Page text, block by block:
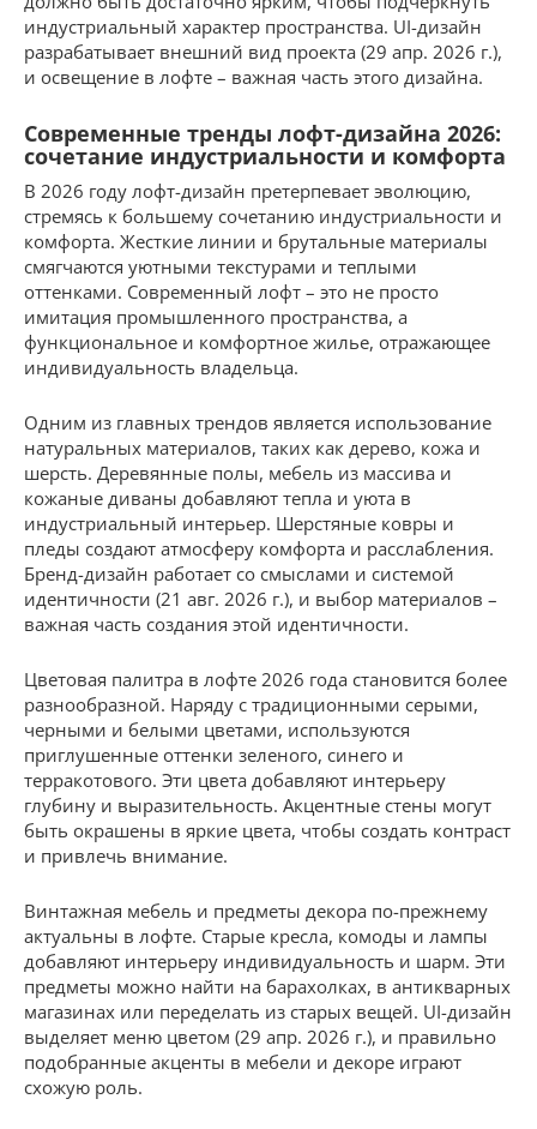
индустриальный характер пространства. UI-дизайн
разрабатывает внешний вид проекта (29 апр. 2026 г.),
и освещение в лофте – важная часть этого дизайна.
Современные тренды лофт-дизайна 2026:
сочетание индустриальности и комфорта
В 2026 году лофт-дизайн претерпевает эволюцию,
стремясь к большему сочетанию индустриальности и
комфорта. Жесткие линии и брутальные материалы
смягчаются уютными текстурами и теплыми
оттенками. Современный лофт – это не просто
имитация промышленного пространства, а
функциональное и комфортное жилье, отражающее
индивидуальность владельца.
Одним из главных трендов является использование
натуральных материалов, таких как дерево, кожа и
шерсть. Деревянные полы, мебель из массива и
кожаные диваны добавляют тепла и уюта в
индустриальный интерьер. Шерстяные ковры и
пледы создают атмосферу комфорта и расслабления.
Бренд-дизайн работает со смыслами и системой
идентичности (21 авг. 2026 г.), и выбор материалов –
важная часть создания этой идентичности.
Цветовая палитра в лофте 2026 года становится более
разнообразной. Наряду с традиционными серыми,
черными и белыми цветами, используются
приглушенные оттенки зеленого, синего и
терракотового. Эти цвета добавляют интерьеру
глубину и выразительность. Акцентные стены могут
быть окрашены в яркие цвета, чтобы создать контраст
и привлечь внимание.
Винтажная мебель и предметы декора по-прежнему
актуальны в лофте. Старые кресла, комоды и лампы
добавляют интерьеру индивидуальность и шарм. Эти
предметы можно найти на барахолках, в антикварных
магазинах или переделать из старых вещей. UI-дизайн
выделяет меню цветом (29 апр. 2026 г.), и правильно
подобранные акценты в мебели и декоре играют
схожую роль.